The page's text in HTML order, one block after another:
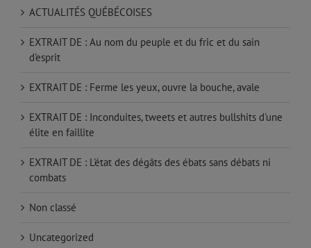
ACTUALITÉS QUÉBÉCOISES
EXTRAIT DE : Au nom du peuple et du fric et du sain
d'esprit
EXTRAIT DE : Ferme les yeux, ouvre la bouche, avale
EXTRAIT DE : Inconduites, tweets et autres bullshits d'une
élite en faillite
EXTRAIT DE : L'état des dégâts des ébats sans débats ni
combats
Non classé
Uncategorized